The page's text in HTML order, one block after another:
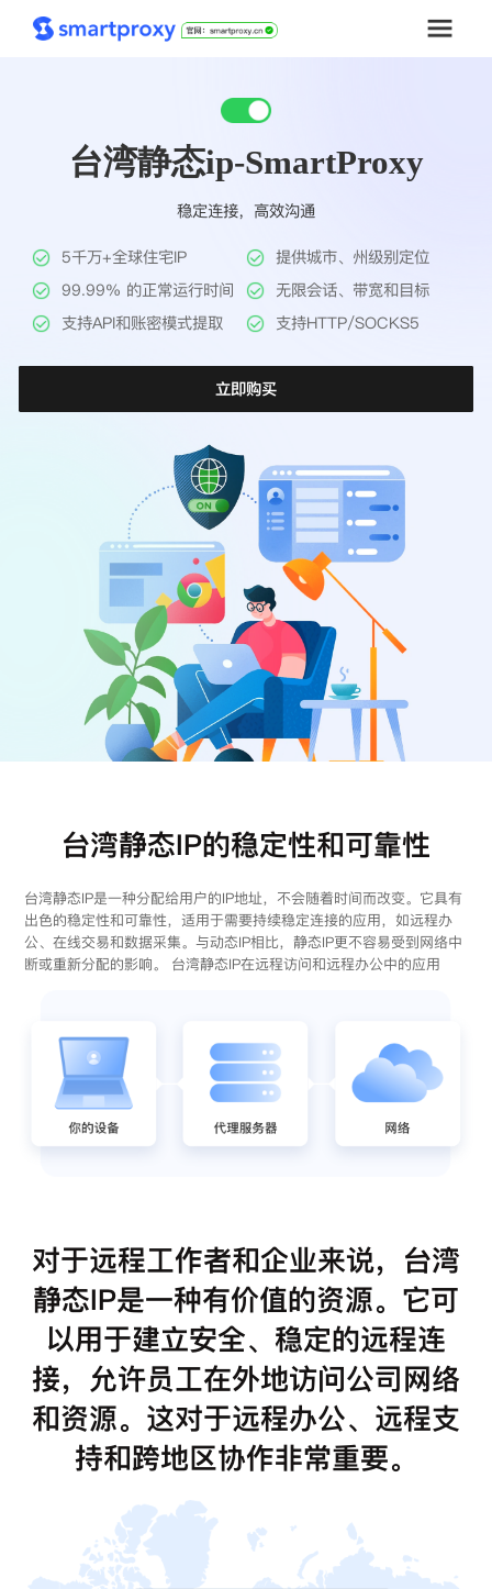
套餐购买
工具
帮助中心
台湾静态ip-SmartProxy
稳定连接，高效沟通
5千万+全球住宅IP
提供城市、州级别定位
99.99% 的正常运行时间
无限会话、带宽和目标
支持API和账密模式提取
支持HTTP/SOCKS5
立即购买
台湾静态IP的稳定性和可靠性
台湾静态IP是一种分配给用户的IP地址，不会随着时间而改变。它具有
出色的稳定性和可靠性，适用于需要持续稳定连接的应用，如远程办
公、在线交易和数据采集。与动态IP相比，静态IP更不容易受到网络中
断或重新分配的影响。 台湾静态IP在远程访问和远程办公中的应用
对于远程工作者和企业来说，台湾
静态IP是一种有价值的资源。它可
以用于建立安全、稳定的远程连
接，允许员工在外地访问公司网络
和资源。这对于远程办公、远程支
持和跨地区协作非常重要。